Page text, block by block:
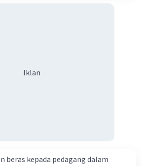
Iklan
beras kepada pedagang dalam